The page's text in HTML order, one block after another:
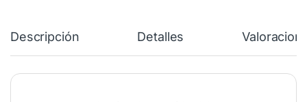
Descripción Detalles